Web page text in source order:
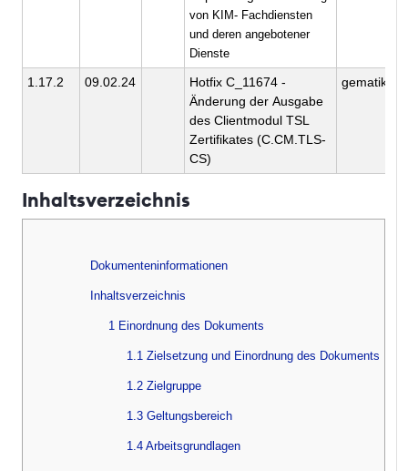
von KIM- Fachdiensten
und deren angebotener
Dienste
1.17.2 09.02.24
Hotfix C_11674 -
Änderung der Ausgabe
des Clientmodul TSL
Zertifikates (C.CM.TLS-
CS)
gematik
Inhaltsverzeichnis
Dokumenteninformationen
Inhaltsverzeichnis
1 Einordnung des Dokuments
1.1 Zielsetzung und Einordnung des Dokuments
1.2 Zielgruppe
1.3 Geltungsbereich
1.4 Arbeitsgrundlagen